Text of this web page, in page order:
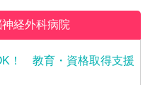
経外科病院
！ 教育・資格取得支援